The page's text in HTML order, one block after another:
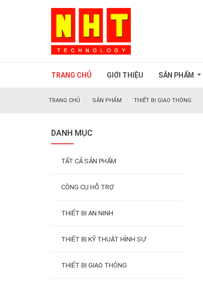
TRANG CHỦ GIỚI THIỆU SẢN PHẨM
TRANG CHỦ SẢN PHẨM THIẾT BỊ GIAO THÔNG
DANH MỤC
TẤT CẢ SẢN PHẨM
CÔNG CỤ HỖ TRỢ
THIẾT BỊ AN NINH
THIẾT BỊ KỸ THUẬT HÌNH SỰ
THIẾT BỊ GIAO THÔNG